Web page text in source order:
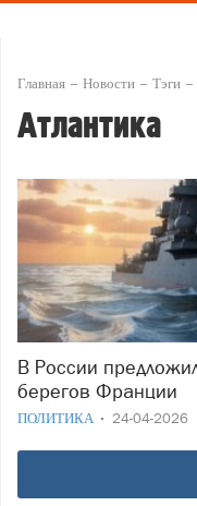
Главная Новости Тэги
Атлантика
В России предложили провести ядерные учения у
берегов Франции
ПОЛИТИКА 24-04-2026